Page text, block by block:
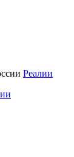
Реалии